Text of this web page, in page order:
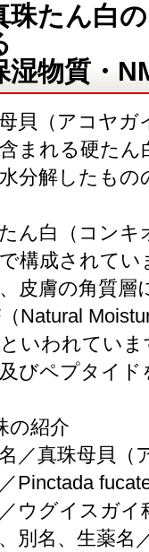
珠たん白
湿物質・
貝（アコヤガ
まれる硬た
分解したもの
ん白（コンキ
構成されて
皮膚の角質層
Natural
いわれてい
びペプタイ
の紹介
／真珠母貝（
Pinctada
ウグイスガイ
別名、生薬名